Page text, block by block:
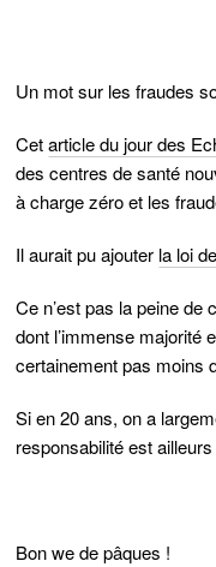
Un mot sur les fraudes
Cetarticle du jour des
des centres de santé
à charge zéro et les
Il aurait pu ajouter la loi
Ce n’est pas la peine
dont l’immense majorité
certainement pas moins
Si en 20 ans, on a
responsabilité est ailleurs
Bon we de pâques !